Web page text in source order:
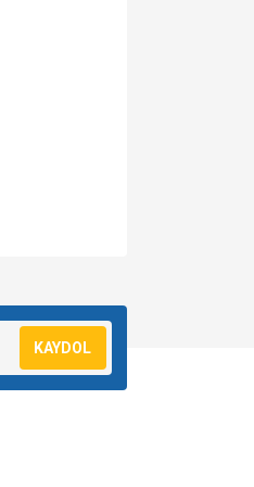
KAYDOL